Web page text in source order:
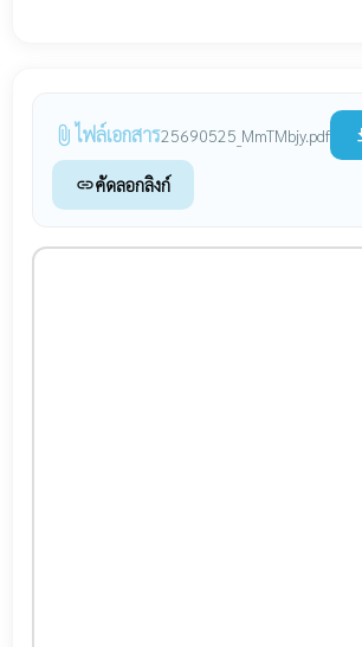
attach_file ไฟล์เอกสาร25690525_MmTMbjy.pdf
linkคัดลอกลิงก์